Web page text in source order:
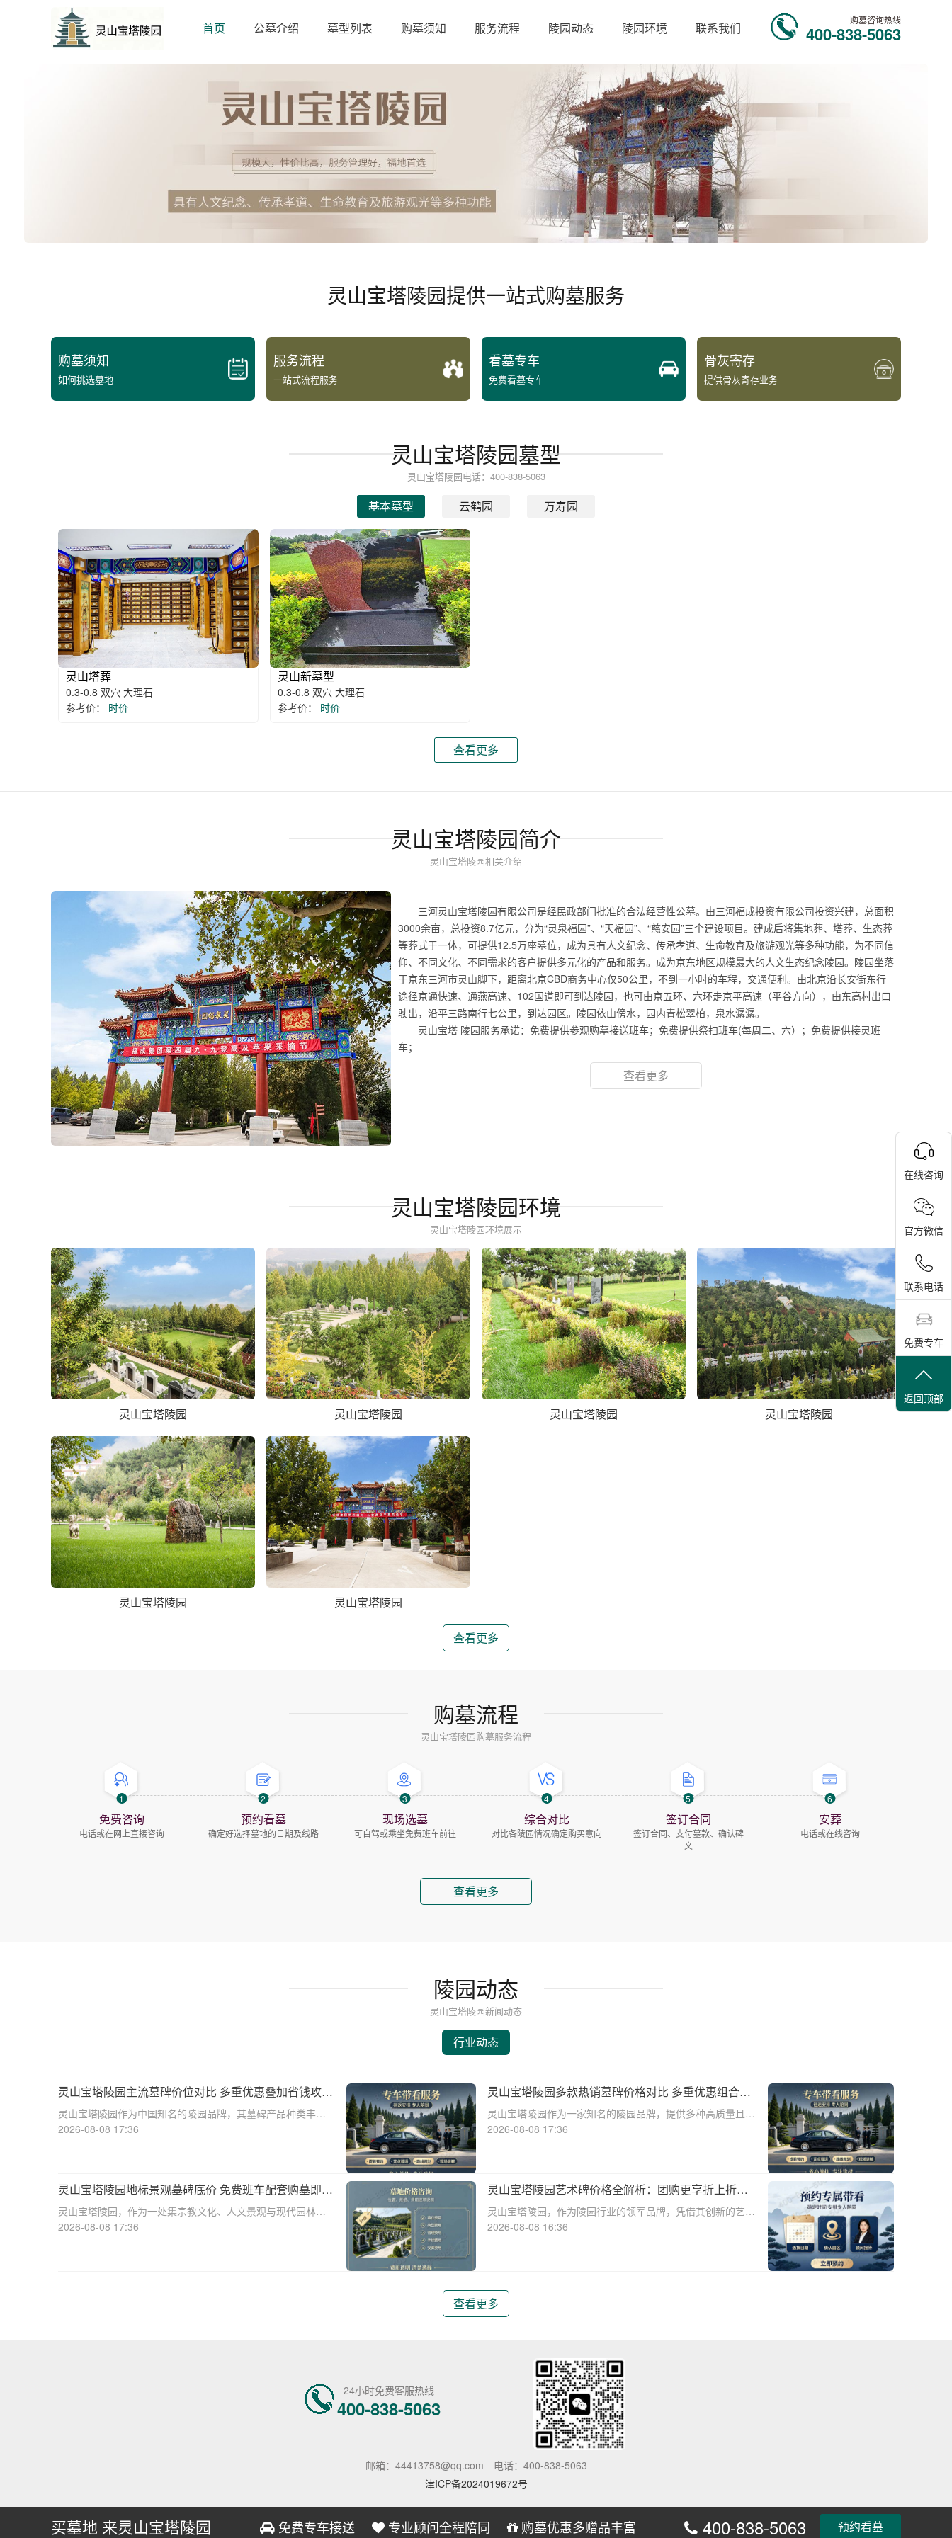
首页 公墓介绍 墓型列表 购墓须知 服务流程 陵园动态 陵园环境 联系我们
购墓咨询热线
400-838-5063
灵山宝塔陵园提供一站式购墓服务
购墓须知
如何挑选墓地
服务流程
一站式流程服务
看墓专车
免费看墓专车
骨灰寄存
提供骨灰寄存业务
灵山宝塔陵园墓型
灵山宝塔陵园电话：400-838-5063
基本墓型 云鹤园 万寿园
灵山塔葬
0.3-0.8 双穴 大理石
参考价：
时价
灵山新墓型
0.3-0.8 双穴 大理石
参考价：
时价
查看更多
灵山宝塔陵园简介
灵山宝塔陵园相关介绍
三河灵山宝塔陵园有限公司是经民政部门批准的合法经营性公墓。由三河福成投资有限公司投资兴建，总面积
3000余亩，总投资8.7亿元，分为“灵泉福园”、“天福园”、“慈安园”三个建设项目。建成后将集地葬、塔葬、生态葬
等葬式于一体，可提供12.5万座墓位，成为具有人文纪念、传承孝道、生命教育及旅游观光等多种功能，为不同信
仰、不同文化、不同需求的客户提供多元化的产品和服务。成为京东地区规模最大的人文生态纪念陵园。陵园坐落
于京东三河市灵山脚下，距离北京CBD商务中心仅50公里，不到一小时的车程，交通便利。由北京沿长安街东行
途径京通快速、通燕高速、102国道即可到达陵园，也可由京五环、六环走京平高速（平谷方向），由东高村出口
驶出，沿平三路南行七公里，到达园区。陵园依山傍水，园内青松翠柏，泉水潺潺。
灵山宝塔 陵园服务承诺：免费提供参观购墓接送班车；免费提供祭扫班车(每周二、六）；免费提供接灵班
车；
查看更多
灵山宝塔陵园环境
灵山宝塔陵园环境展示
灵山宝塔陵园 灵山宝塔陵园 灵山宝塔陵园 灵山宝塔陵园
灵山宝塔陵园 灵山宝塔陵园
查看更多
购墓流程
灵山宝塔陵园购墓服务流程
1
免费咨询
电话或在网上直接咨询
2
预约看墓
确定好选择墓地的日期及线路
3
现场选墓
可自驾或乘坐免费班车前往
4
综合对比
对比各陵园情况确定购买意向
5
签订合同
签订合同、支付墓款、确认碑
文
6
安葬
电话或在线咨询
查看更多
陵园动态
灵山宝塔陵园新闻动态
行业动态
灵山宝塔陵园主流墓碑价位对比 多重优惠叠加省钱攻略
详解
灵山宝塔陵园作为中国知名的陵园品牌，其墓碑产品种类丰
富，价格区间广泛，能够满足不同家庭的需求。本文将从专业
2026-08-08 17:36
灵山宝塔陵园多款热销墓碑价格对比 多重优惠组合省
钱指南
灵山宝塔陵园作为一家知名的陵园品牌，提供多种高质量且价
格合理的墓碑选择。本文将详细介绍灵山宝塔陵园多款热销墓
2026-08-08 17:36
灵山宝塔陵园地标景观墓碑底价 免费班车配套购墓即享
详解
灵山宝塔陵园，作为一处集宗教文化、人文景观与现代园林艺
术于一体的标志性陵园，其地标景观墓碑已成为众多家庭选择
2026-08-08 17:36
灵山宝塔陵园艺术碑价格全解析：团购更享折上折优
惠！
灵山宝塔陵园，作为陵园行业的领军品牌，凭借其创新的艺术
碑设计和亲民的价位体系，深受广大客户青睐。本文将深入解
2026-08-08 16:36
查看更多
24小时免费客服热线
400-838-5063
邮箱：44413758@qq.com
电话：400-838-5063
津ICP备2024019672号
买墓地 来灵山宝塔陵园 免费专车接送 专业顾问全程陪同 购墓优惠多赠品丰富 400-838-5063 预约看墓
在线咨询
官方微信
联系电话
免费专车
返回顶部